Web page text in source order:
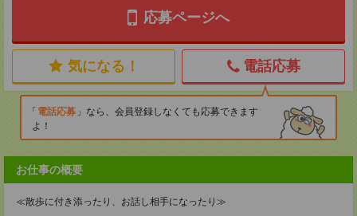
応募ページへ
気になる！ 電話応募
電話応募
なら、会員登録しなくても応募できます
よ！
お仕事の概要
≪散歩に付き添ったり、お話し相手になったり≫